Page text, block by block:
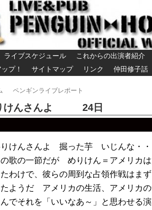
ライブスケジュール これからの出演者紹介
プ！
サイトマップ リンク 仲田修子話
ペンギンライブレポート
けんさんよ 24日
りけんさんよ 掘った芋 いじんな・
歌の一節だが めりけん＝アメリカ
わけで、彼らの周到な占領作戦はま
ようだ アメリカの生活、アメリカ
でそれを「いいなあ～」と思わせる